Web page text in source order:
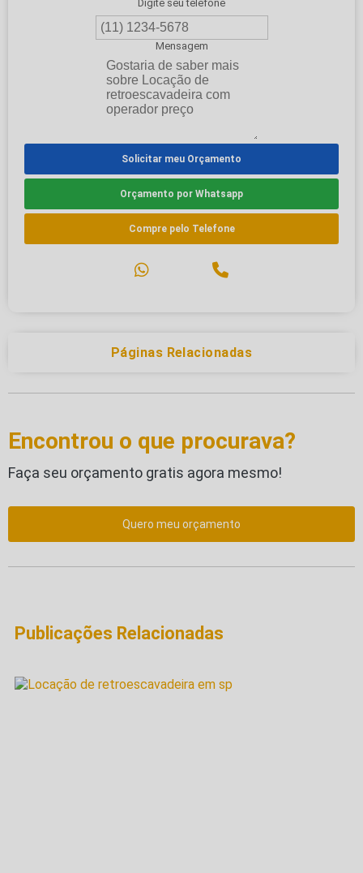
Digite seu telefone
Mensagem
Solicitar meu Orçamento
Orçamento por Whatsapp
Compre pelo Telefone
Páginas Relacionadas
Encontrou o que procurava?
Faça seu orçamento gratis agora mesmo!
Quero meu orçamento
Publicações Relacionadas